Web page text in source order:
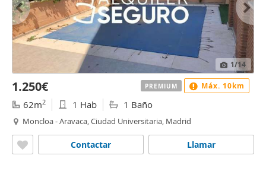
1/14
1.250€
62m2 1 Hab 1 Baño
Moncloa - Aravaca, Ciudad Universitaria, Madrid
Llamar
Contactar
PREMIUM Máx. 10km